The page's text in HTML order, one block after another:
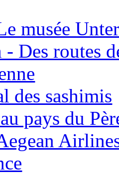
musée
Des routes
des sashimis
pays du